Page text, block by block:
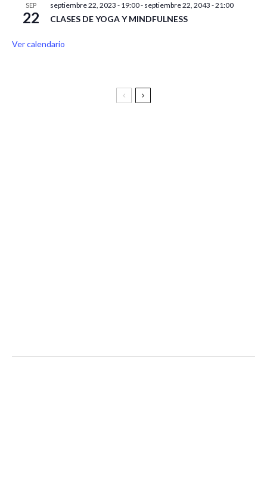
SEP
22
septiembre 22, 2023 - 19:00- septiembre 22, 2043 - 21:00
CLASES DE YOGA Y MINDFULNESS
Ver calendario